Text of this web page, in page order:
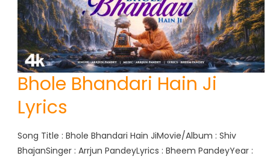
Bhole Bhandari Hain Ji
Lyrics
Song Title : Bhole Bhandari Hain JiMovie/Album : Shiv
BhajanSinger : Arrjun PandeyLyrics : Bheem PandeyYear :